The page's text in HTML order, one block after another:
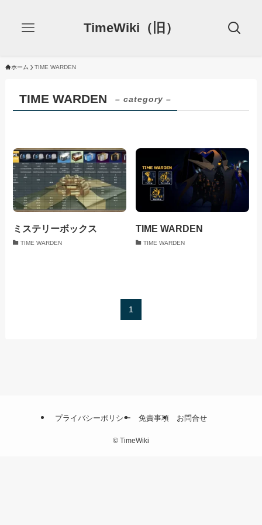
TimeWiki（旧）
ホーム TIME WARDEN
TIME WARDEN – category –
ミステリーボックス
TIME WARDEN
TIME WARDEN
TIME WARDEN
1
プライバシーポリシー 免責事項 お問合せ
© TimeWiki